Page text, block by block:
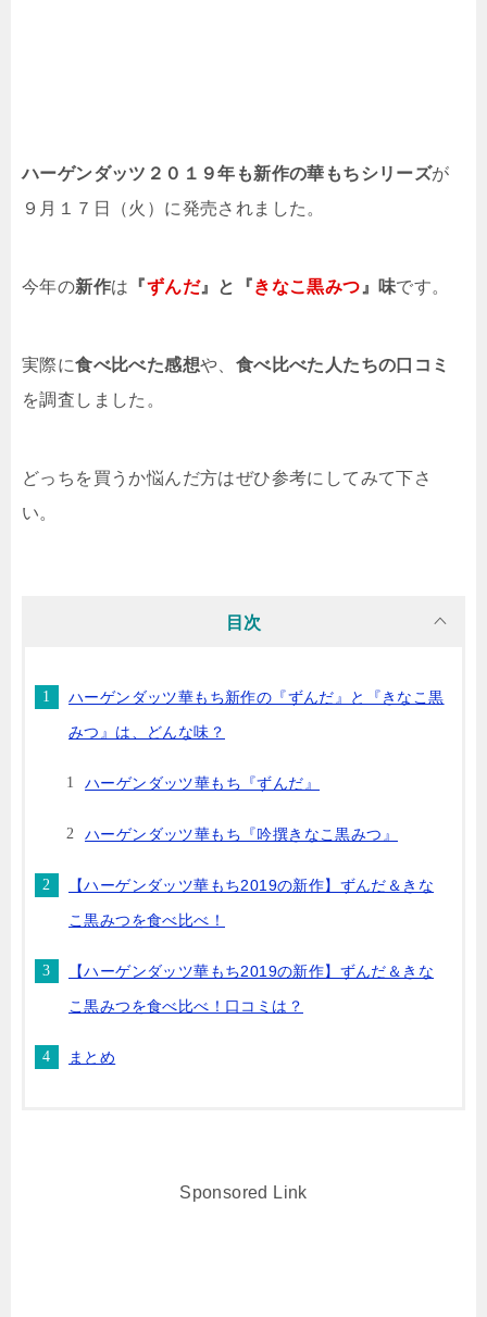
ハーゲンダッツ２０１９年も新作の華もちシリーズが
９月１７日（火）に発売されました。
今年の新作は 『 ずんだ』と『 きなこ黒みつ』味です。
実際に食べ比べた感想や、 食べ比べた人たちの口コミ
を調査しました。
どっちを買うか悩んだ方はぜひ参考にしてみて下さ
い。
目次
ハーゲンダッツ華もち新作の『ずんだ』と『きなこ黒
みつ』は、どんな味？
ハーゲンダッツ華もち『ずんだ』
ハーゲンダッツ華もち『吟撰きなこ黒みつ』
【ハーゲンダッツ華もち2019の新作】ずんだ＆きな
こ黒みつを食べ比べ！
【ハーゲンダッツ華もち2019の新作】ずんだ＆きな
こ黒みつを食べ比べ！口コミは？
まとめ
Sponsored Link